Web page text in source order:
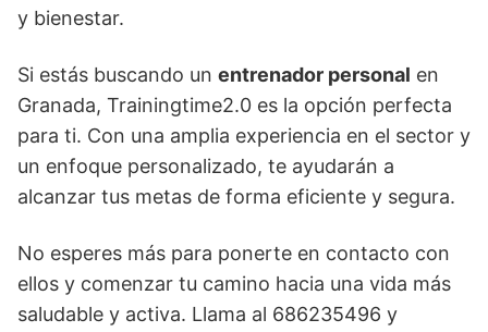
y bienestar.
Si estás buscando un entrenador personal en
Granada, Trainingtime2.0 es la opción perfecta
para ti. Con una amplia experiencia en el sector y
un enfoque personalizado, te ayudarán a
alcanzar tus metas de forma eficiente y segura.
No esperes más para ponerte en contacto con
ellos y comenzar tu camino hacia una vida más
saludable y activa. Llama al 686235496 y